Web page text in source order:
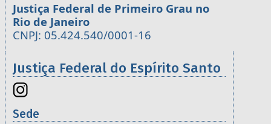
Justiça Federal de Primeiro Grau no
Rio de Janeiro
CNPJ: 05.424.540/0001-16
Justiça Federal do Espírito Santo
Sede